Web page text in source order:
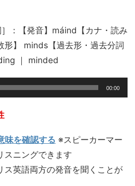
］：【発音】máind【カナ・読み
形】 minds【過去形・過去分詞
｜ minded
00:00
味を確認する ※スピーカーマー
スニングできます
ス英語両方の発音を聞くことが